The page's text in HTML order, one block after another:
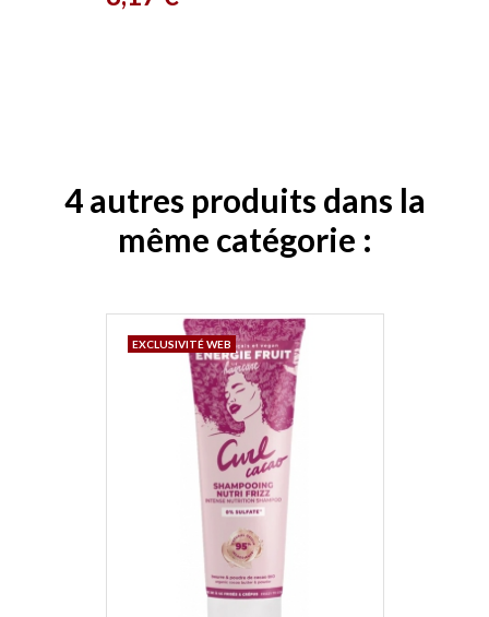
4 autres produits dans la
même catégorie :
EXCLUSIVITÉ WEB